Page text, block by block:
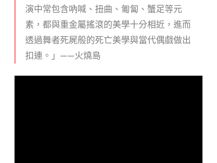
演中常包含吶喊、扭曲、匍匐、蟹足等元
素，都與重金屬搖滾的美學十分相近，進而
透過舞者死屍般的死亡美學與當代偶戲做出
扣連。」——火燒島